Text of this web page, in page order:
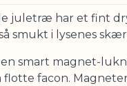
juletræ har et fint
smukt i lysenes
smart magnet-
flotte facon.